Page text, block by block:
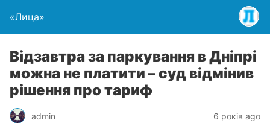
«Лица»
Відзавтра за паркування в Дніпрі
можна не платити – суд відмінив
рішення про тариф
admin 6 років ago